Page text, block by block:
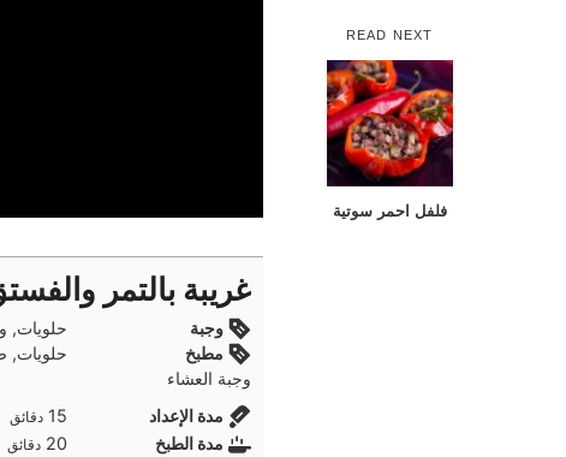
READ NEXT
فلفل احمر سوتية
غريبة بالتمر
وجبة
حلويات,
مطبخ
حلويات,
وجبة العشاء
مدة الإعداد
15دقائق
دقائق
مدة الطبخ 20دقائق
دقائق